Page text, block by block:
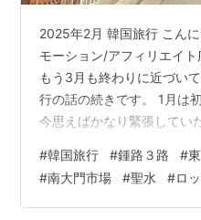
2025年2月 韓国旅行 こん
モーション/アフィリエイト
もう3月も終わりに近づい
行の話の続きです。 1月は
今思えばかなり緊張してい
食べるためにお店に入って
った場所のはなしです。
泊まったホテルグレイスリ
#韓国旅行 #鍾路３路 #
#南大門市場 #聖水 #ロ